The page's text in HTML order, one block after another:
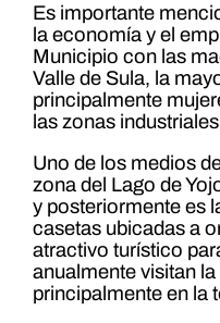
Es importante
la economía y el
Municipio con las
Valle de Sula, la
principalmente
las zonas
Uno de los medios
zona del Lago de
y posteriormente es
casetas ubicadas a
atractivo turístico
anualmente visitan
principalmente en la